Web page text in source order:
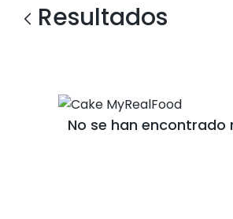
Resultados
No se han encontrado